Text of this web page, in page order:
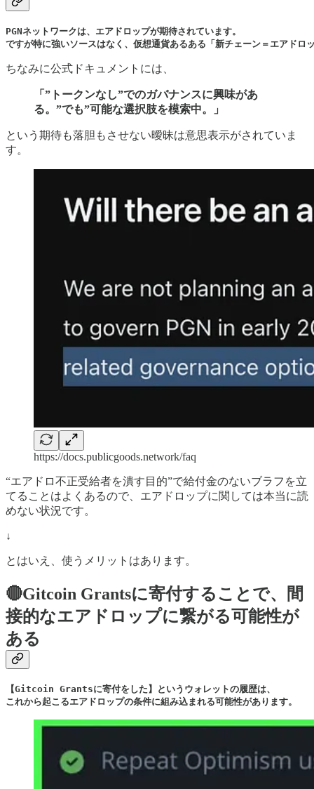
PGNネットワークは、エアドロップが期待されています。
ですが特に強いソースはなく、仮想通貨あるある「新チェーン＝エアド
ちなみに公式ドキュメントには、
「”トークンなし”でのガバナンスに興味があ
る。”でも”可能な選択肢を模索中。」
という期待も落胆もさせない曖昧は意思表示がされていま
す。
https://docs.publicgoods.network/faq
“エアドロ不正受給者を潰す目的”で給付金のないブラフを立
てることはよくあるので、エアドロップに関しては本当に読
めない状況です。
↓
とはいえ、使うメリットはあります。
🔴Gitcoin Grantsに寄付することで、間
接的なエアドロップに繋がる可能性が
ある
【Gitcoin Grantsに寄付をした】というウォレットの履歴は、
これから起こるエアドロップの条件に組み込まれる可能性があります。